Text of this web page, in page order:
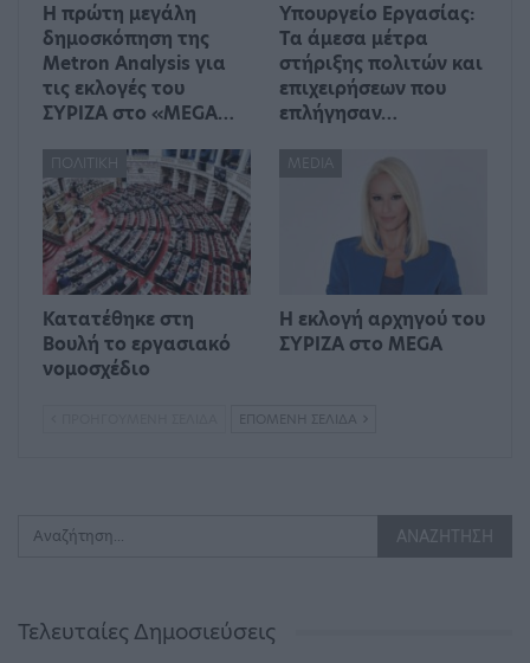
Η πρώτη μεγάλη
δημοσκόπηση της
Metron Analysis για
τις εκλογές του
ΣΥΡΙΖΑ στο «MEGA…
Υπουργείο Εργασίας:
Τα άμεσα μέτρα
στήριξης πολιτών και
επιχειρήσεων που
επλήγησαν…
ΠΟΛΙΤΙΚΉ
Κατατέθηκε στη
Βουλή το εργασιακό
νομοσχέδιο
MEDIA
Η εκλογή αρχηγού του
ΣΥΡΙΖΑ στο MEGA
ΕΠΌΜΕΝΗ ΣΕΛΊΔΑ
Τελευταίες Δημοσιεύσεις